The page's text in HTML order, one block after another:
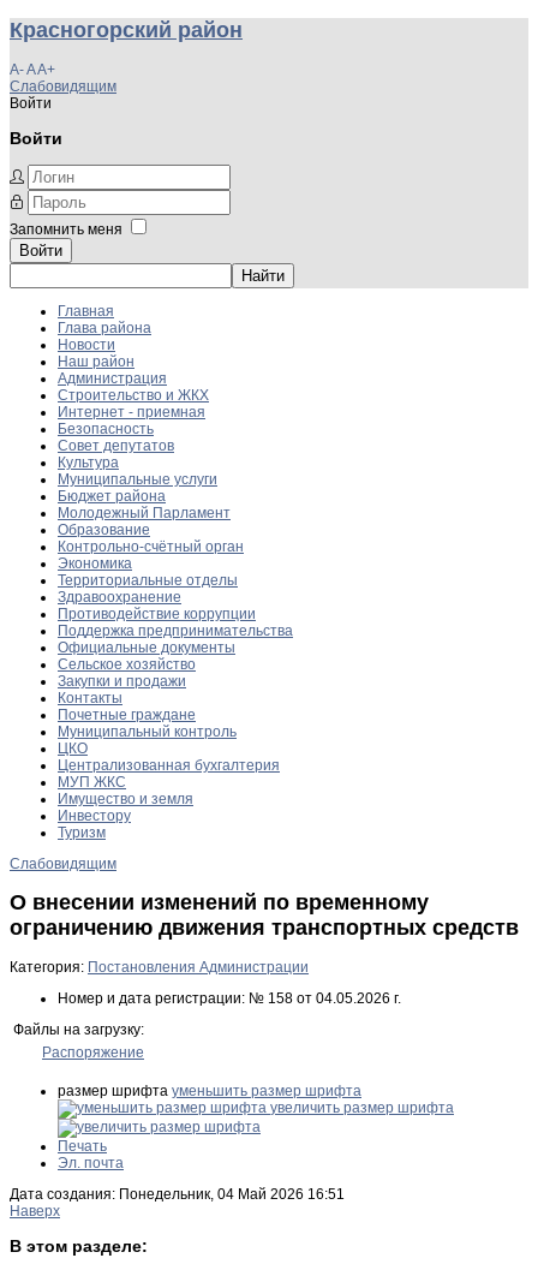
Красногорский район
A-AA+
Слабовидящим
Войти
Войти
Запомнить меня
Войти
Главная
Глава района
Новости
Наш район
Администрация
Строительство и ЖКХ
Интернет - приемная
Безопасность
Совет депутатов
Культура
Муниципальные услуги
Бюджет района
Молодежный Парламент
Образование
Контрольно-счётный орган
Экономика
Территориальные отделы
Здравоохранение
Противодействие коррупции
Поддержка предпринимательства
Официальные документы
Сельское хозяйство
Закупки и продажи
Контакты
Почетные граждане
Муниципальный контроль
ЦКО
Централизованная бухгалтерия
МУП ЖКС
Имущество и земля
Инвестору
Туризм
Слабовидящим
О внесении изменений по временному
ограничению движения транспортных средств
Категория: Постановления Администрации
Номер и дата регистрации: № 158 от 04.05.2026 г.
Файлы на загрузку:
Распоряжение
размер шрифта уменьшить размер шрифта
увеличить размер шрифта
Печать
Эл. почта
Дата создания: Понедельник, 04 Май 2026 16:51
Наверх
В этом разделе: